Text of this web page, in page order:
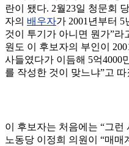
란이 됐다. 2월23일 청문회
자의 배우자가 2001년부터
것이 투기가 아니면 뭔가”라
원도 이 후보자의 부인이
사들였다가 이듬해 5억4000
를 작성한 것이 맞느냐”고 따
이 후보자는 처음에는 “그런
노동당 이정희 의원이 “매매